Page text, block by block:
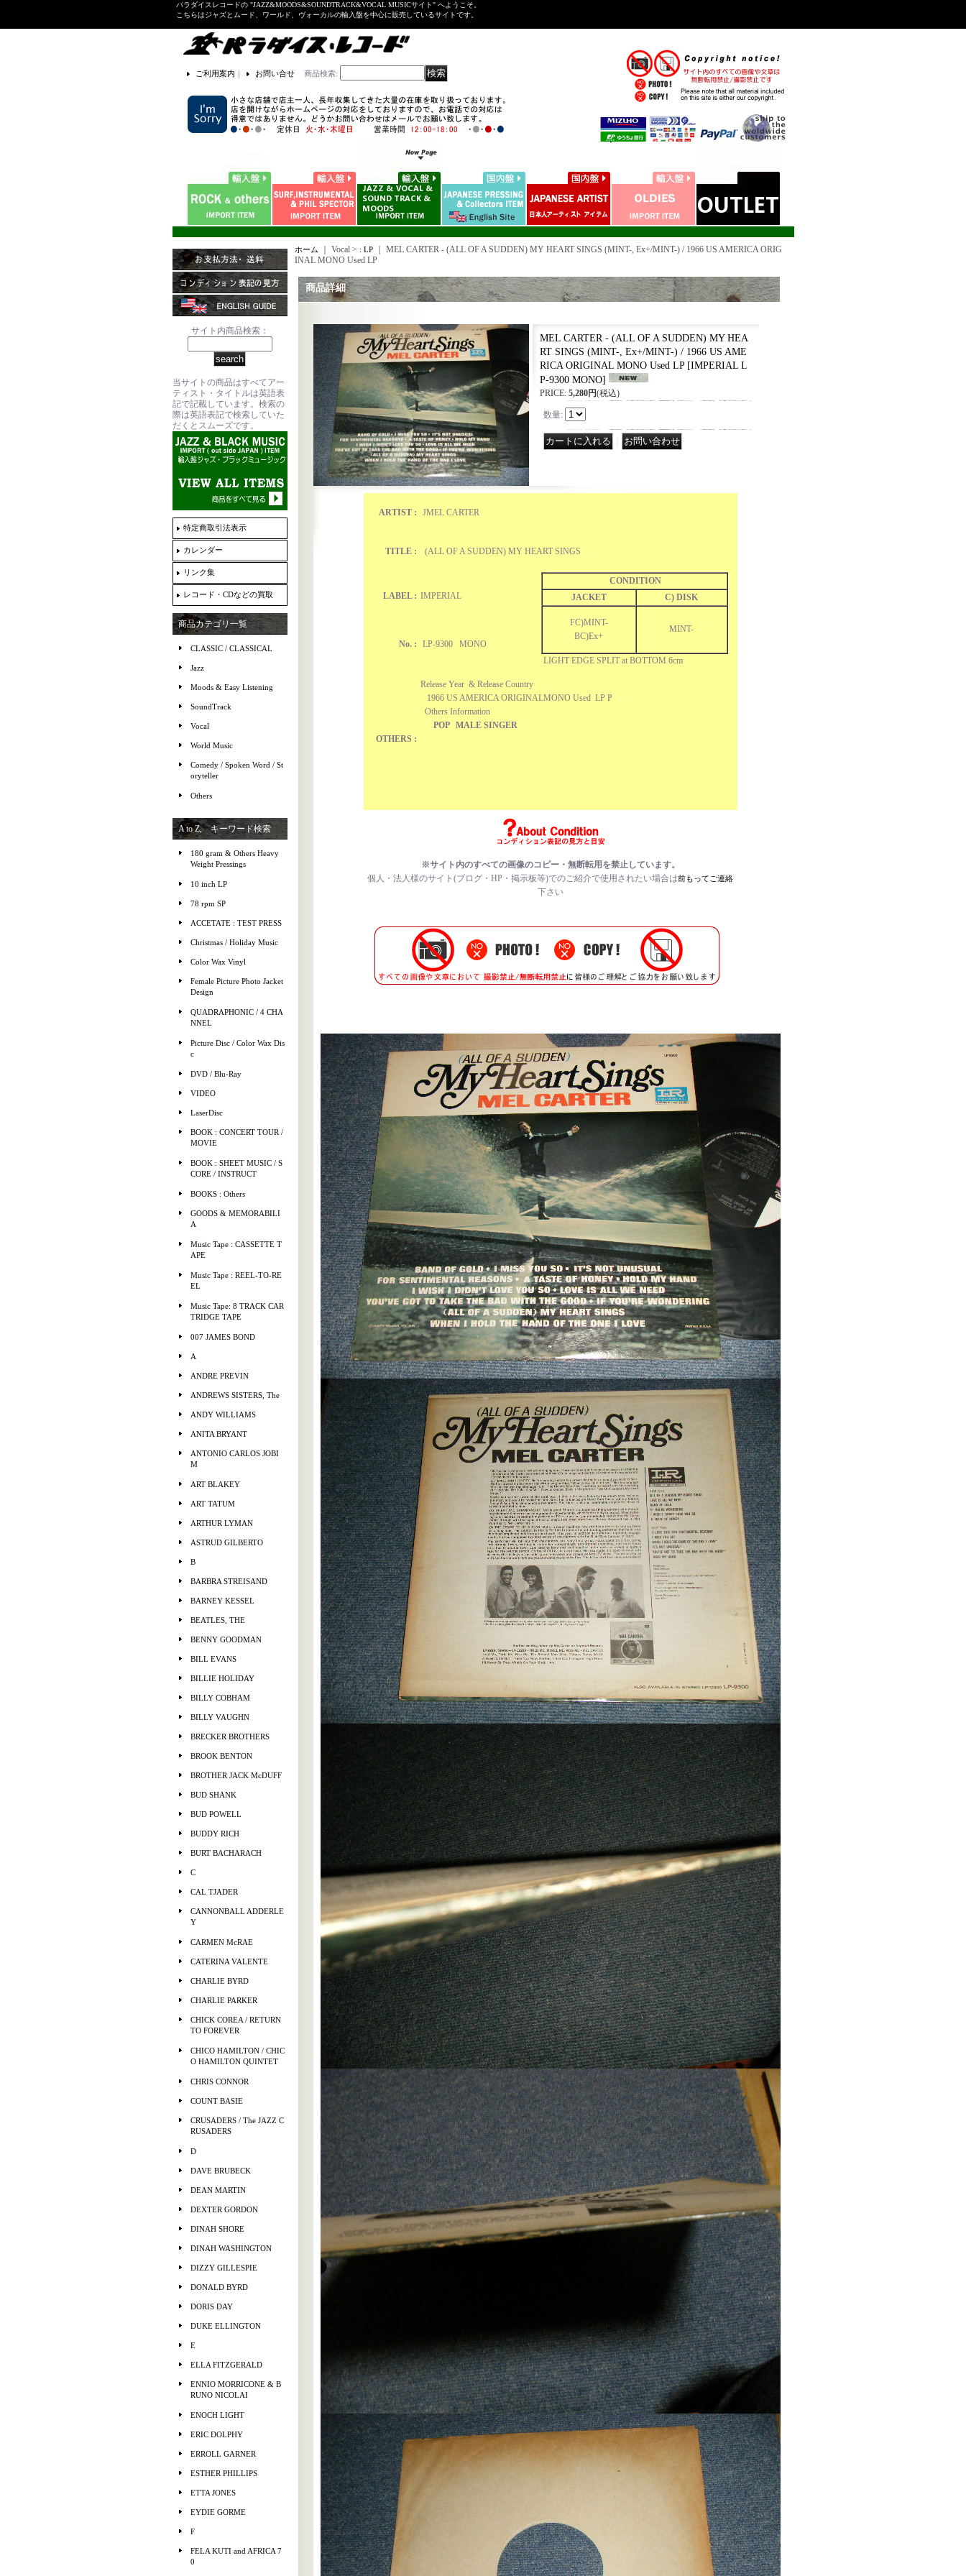
パラダイスレコードの "JAZZ&MOODS&SOUNDTRACK&VOCAL MUSICサイト" へようこそ。
こちらはジャズとムード、ワールド、ヴォーカルの輸入盤を中心に販売しているサイトです。
ご利用案内 ｜ お問い合せ 商品検索:
サイト内商品検索：
当サイトの商品はすべてアー
ティスト・タイトルは英語表
記で記載しています。検索の
際は英語表記で検索していた
だくとスムーズです。
特定商取引法表示
カレンダー
リンク集
レコード・CDなどの買取
商品カテゴリ一覧
CLASSIC / CLASSICAL
Jazz
Moods & Easy Listening
SoundTrack
Vocal
World Music
Comedy / Spoken Word / St
oryteller
Others
A to Z, キーワード検索
180 gram & Others Heavy
Weight Pressings
10 inch LP
78 rpm SP
ACCETATE : TEST PRESS
Christmas / Holiday Music
Color Wax Vinyl
Female Picture Photo Jacket
Design
QUADRAPHONIC / 4 CHA
NNEL
Picture Disc / Color Wax Dis
c
DVD / Blu-Ray
VIDEO
LaserDisc
BOOK : CONCERT TOUR /
MOVIE
BOOK : SHEET MUSIC / S
CORE / INSTRUCT
BOOKS : Others
GOODS & MEMORABILI
A
Music Tape : CASSETTE T
APE
Music Tape : REEL-TO-RE
EL
Music Tape: 8 TRACK CAR
TRIDGE TAPE
007 JAMES BOND
A
ANDRE PREVIN
ANDREWS SISTERS, The
ANDY WILLIAMS
ANITA BRYANT
ANTONIO CARLOS JOBI
M
ART BLAKEY
ART TATUM
ARTHUR LYMAN
ASTRUD GILBERTO
B
BARBRA STREISAND
BARNEY KESSEL
BEATLES, THE
BENNY GOODMAN
BILL EVANS
BILLIE HOLIDAY
BILLY COBHAM
BILLY VAUGHN
BRECKER BROTHERS
BROOK BENTON
BROTHER JACK McDUFF
BUD SHANK
BUD POWELL
BUDDY RICH
BURT BACHARACH
C
CAL TJADER
CANNONBALL ADDERLE
Y
CARMEN McRAE
CATERINA VALENTE
CHARLIE BYRD
CHARLIE PARKER
CHICK COREA / RETURN
TO FOREVER
CHICO HAMILTON / CHIC
O HAMILTON QUINTET
CHRIS CONNOR
COUNT BASIE
CRUSADERS / The JAZZ C
RUSADERS
D
DAVE BRUBECK
DEAN MARTIN
DEXTER GORDON
DINAH SHORE
DINAH WASHINGTON
DIZZY GILLESPIE
DONALD BYRD
DORIS DAY
DUKE ELLINGTON
E
ELLA FITZGERALD
ENNIO MORRICONE & B
RUNO NICOLAI
ENOCH LIGHT
ERIC DOLPHY
ERROLL GARNER
ESTHER PHILLIPS
ETTA JONES
EYDIE GORME
F
FELA KUTI and AFRICA 7
0
ホーム ｜ Vocal > : LP｜ MEL CARTER - (ALL OF A SUDDEN) MY HEART SINGS (MINT-, Ex+/MINT-) / 1966 US AMERICA ORIG
INAL MONO Used LP
商品詳細
MEL CARTER - (ALL OF A SUDDEN) MY HEA
RT SINGS (MINT-, Ex+/MINT-) / 1966 US AME
RICA ORIGINAL MONO Used LP [IMPERIAL L
P-9300 MONO]
PRICE: 5,280円(税込)
数量:
ARTIST : JMEL CARTER
TITLE : (ALL OF A SUDDEN) MY HEART SINGS
LABEL : IMPERIAL
CONDITION
JACKET
C) DISK
FC)MINT-
BC)Ex+
MINT-
LIGHT EDGE SPLIT at BOTTOM 6cm
No. : LP-9300 MONO
OTHERS :
Release Year & Release Country
1966 US AMERICA ORIGINALMONO Used LP P
Others Information
POP MALE SINGER
※サイト内のすべての画像のコピー・無断転用を禁止しています。
個人・法人様のサイト(ブログ・HP・掲示板等)でのご紹介で使用されたい場合は前もってご連絡
下さい